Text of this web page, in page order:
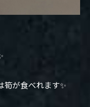
筍が食べれます✨